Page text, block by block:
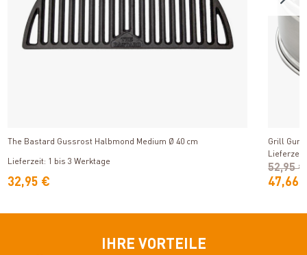
The Bastard Gussrost Halbmond Medium Ø 40 cm
Lieferzeit: 1 bis 3 Werktage
32,95 €
Grill
47,66
52,95 €
IHRE VORTEILE